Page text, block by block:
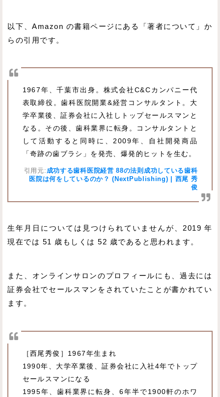
以下、Amazon の書籍ページにある「著者について」か
らの引用です。
1967年、千葉市出身。株式会社C&Cカンパニー代
表取締役。歯科医院開業&経営コンサルタント。大
学卒業後、証券会社に入社しトップセールスマンと
なる。その後、歯科業界に転身。コンサルタントと
して活動すると同時に、2009年、自社開発商品
「奇跡の歯ブラシ」を発売、爆発的ヒットを生む。
引用元:成功する歯科医院経営 88の法則成功している歯科
医院は何をしているのか？ (NextPublishing) | 西尾 秀
俊
生年月日については見つけられていませんが、2019 年
現在では 51 歳もしくは 52 歳であると思われます。
また、オンラインサロンのプロフィールにも、過去には
証券会社でセールスマンをされていたことが書かれてい
ます。
［西尾秀俊］1967年生まれ
1990年、大学卒業後、証券会社に入社4年でトップ
セールスマンになる
1995年、歯科業界に転身、6年半で1900軒のホワ